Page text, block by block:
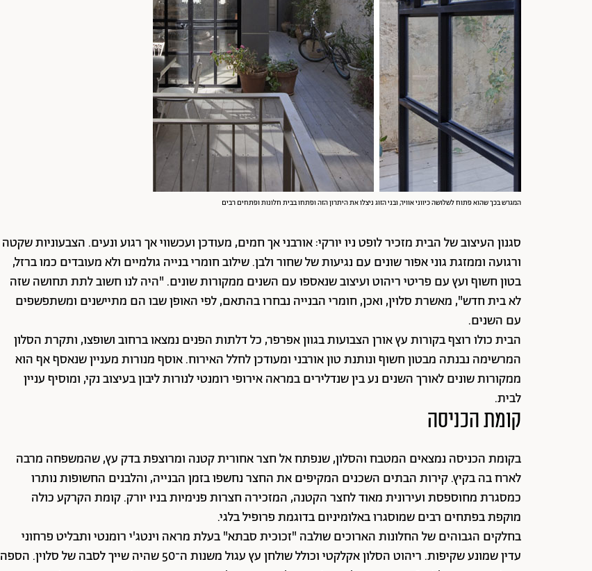
המגרש בכך שהוא פתוח לשלושה כיווני אוויר, ובני הזוג ניצלו את היתרון הזה ופתחו בבית חלונות ופתחים רבים
סגנון העיצוב של הבית מזכיר לופט ניו יורקי: אורבני אך חמים, מעודכן ועכשווי אך רגוע ונעים. הצבעוניות שקטה
ורגועה וממזגת גוני אפור שונים עם נגיעות של שחור ולבן. שילוב חומרי בנייה גולמיים ולא מעובדים כמו ברזל,
בטון חשוף ועץ עם פריטי ריהוט ועיצוב שנאספו עם השנים ממקורות שונים. "היה לנו חשוב לתת תחושה שזה
לא בית חדש", מאשרת סלוין, ואכן, חומרי הבנייה נבחרו בהתאם, לפי האופן שבו הם מתיישנים ומשתפשפים
עם השנים.
הבית כולו רוצף בקורות עץ אורן הצבועות בגוון אפרפר, כל דלתות הפנים נמצאו ברחוב ושופצו, ותקרת הסלון
המרשימה נבנתה מבטון חשוף ונותנת טון אורבני ומעודכן לחלל האירוח. אוסף מנורות מעניין שנאסף אף הוא
ממקורות שונים לאורך השנים נע בין שנדלירים במראה אירופי רומנטי לנורות ליבון בעיצוב נקי, ומוסיף עניין
לבית.
קומת הכניסה
בקומת הכניסה נמצאים המטבח והסלון, שנפתח אל חצר אחורית קטנה ומרוצפת בדק עץ, שהמשפחה מרבה
לארח בה בקיץ. קירות הבתים השכנים המקיפים את החצר נחשפו בזמן הבנייה, והלבנים החשופות נותרו
כמסגרת מחוספסת ועירונית מאוד לחצר הקטנה, המזכירה חצרות פנימיות בניו יורק. קומת הקרקע כולה
מוקפת בפתחים רבים שמוסגרו באלומיניום בדוגמת פרופיל בלגי.
בחלקים הגבוהים של החלונות הארוכים שולבה "זכוכית סבתא" בעלת מראה וינטג'י רומנטי ותבליט פרחוני
עדין שמונע שקיפות. ריהוט הסלון אקלקטי וכולל שולחן עץ עגול משנות ה־50 שהיה שייך לסבה של סלוין. הספה